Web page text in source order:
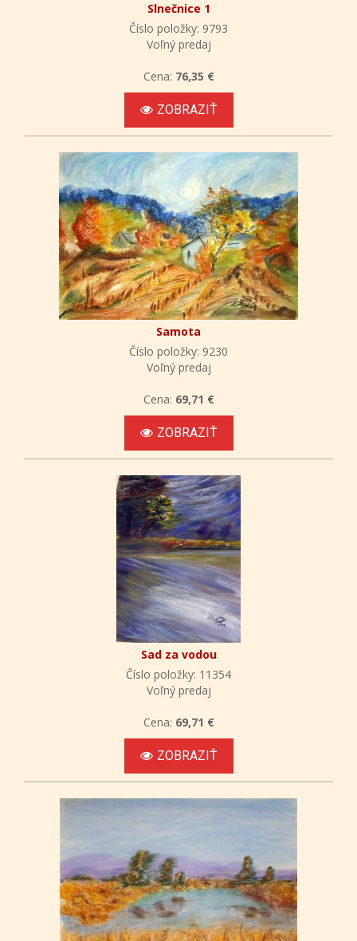
Slnečnice 1
Číslo položky: 9793
Voľný predaj
Cena: 76,35 €
ZOBRAZIŤ
Samota
Číslo položky: 9230
Voľný predaj
Cena: 69,71 €
ZOBRAZIŤ
Sad za vodou
Číslo položky: 11354
Voľný predaj
Cena: 69,71 €
ZOBRAZIŤ